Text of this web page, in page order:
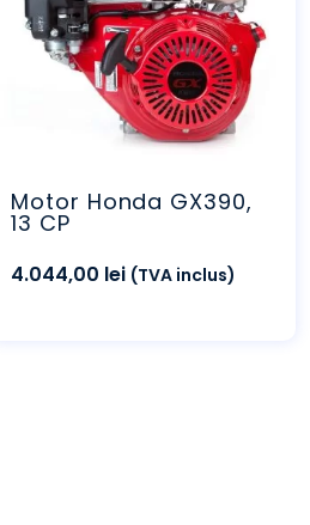
Motor Honda GX390,
13 CP
4.044,00 lei (TVA inclus)